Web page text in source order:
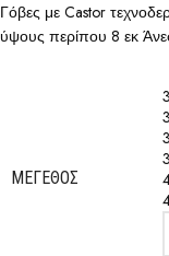
Γόβες με Castor
ύψους περίπου 8 εκ
ΜΈΓΕΘΟΣ